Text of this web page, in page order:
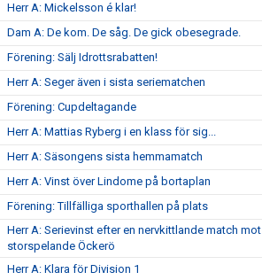
Herr A: Mickelsson é klar!
Dam A: De kom. De såg. De gick obesegrade.
Förening: Sälj Idrottsrabatten!
Herr A: Seger även i sista seriematchen
Förening: Cupdeltagande
Herr A: Mattias Ryberg i en klass för sig...
Herr A: Säsongens sista hemmamatch
Herr A: Vinst över Lindome på bortaplan
Förening: Tillfälliga sporthallen på plats
Herr A: Serievinst efter en nervkittlande match mot
storspelande Öckerö
Herr A: Klara för Division 1